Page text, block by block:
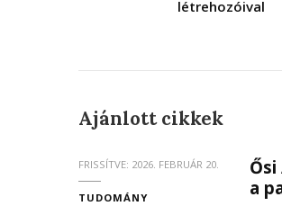
létrehozóival
Ajánlott cikkek
FRISSÍTVE: 2026. FEBRUÁR 20.
TUDOMÁNY
a